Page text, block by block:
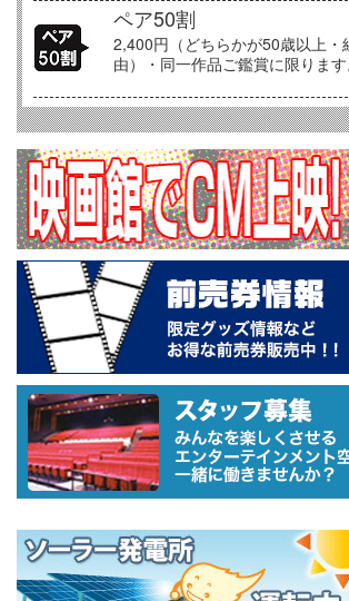
ペア50割
2,400円（どちらかが50歳以上・
由）・同一作品ご鑑賞に限ります